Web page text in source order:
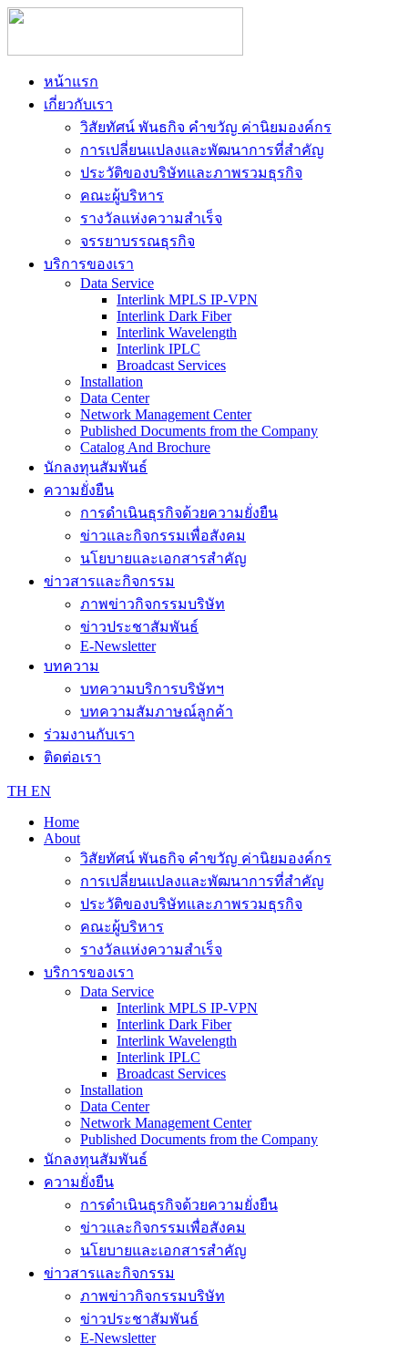
หน้าแรก
เกี่ยวกับเรา
วิสัยทัศน์ พันธกิจ คำขวัญ ค่านิยมองค์กร
การเปลี่ยนแปลงและพัฒนาการที่สำคัญ
ประวัติของบริษัทและภาพรวมธุรกิจ
คณะผู้บริหาร
รางวัลแห่งความสำเร็จ
จรรยาบรรณธุรกิจ
บริการของเรา
Data Service
Interlink MPLS IP-VPN
Interlink Dark Fiber
Interlink Wavelength
Interlink IPLC
Broadcast Services
Installation
Data Center
Network Management Center
Published Documents from the Company
Catalog And Brochure
นักลงทุนสัมพันธ์
ความยั่งยืน
การดำเนินธุรกิจด้วยความยั่งยืน
ข่าวและกิจกรรมเพื่อสังคม
นโยบายและเอกสารสำคัญ
ข่าวสารและกิจกรรม
ภาพข่าวกิจกรรมบริษัท
ข่าวประชาสัมพันธ์
E-Newsletter
บทความ
บทความบริการบริษัทฯ
บทความสัมภาษณ์ลูกค้า
ร่วมงานกับเรา
ติดต่อเรา
TH EN
Home
About
วิสัยทัศน์ พันธกิจ คำขวัญ ค่านิยมองค์กร
การเปลี่ยนแปลงและพัฒนาการที่สำคัญ
ประวัติของบริษัทและภาพรวมธุรกิจ
คณะผู้บริหาร
รางวัลแห่งความสำเร็จ
บริการของเรา
Data Service
Interlink MPLS IP-VPN
Interlink Dark Fiber
Interlink Wavelength
Interlink IPLC
Broadcast Services
Installation
Data Center
Network Management Center
Published Documents from the Company
นักลงทุนสัมพันธ์
ความยั่งยืน
การดำเนินธุรกิจด้วยความยั่งยืน
ข่าวและกิจกรรมเพื่อสังคม
นโยบายและเอกสารสำคัญ
ข่าวสารและกิจกรรม
ภาพข่าวกิจกรรมบริษัท
ข่าวประชาสัมพันธ์
E-Newsletter